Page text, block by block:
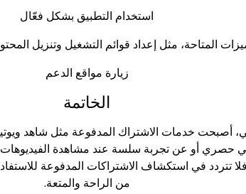
استخدام التطبيق بشكل فعّال
زيارة مواقع الدعم
الخاتمة
أصبحت خدمات الاشتراك المدفوعة مثل شاهد
أو عن تجربة سلسة عند مشاهدة الفيديوهات
تتردد في استكشاف الاشتراكات المدفوعة
من الراحة والمتعة.